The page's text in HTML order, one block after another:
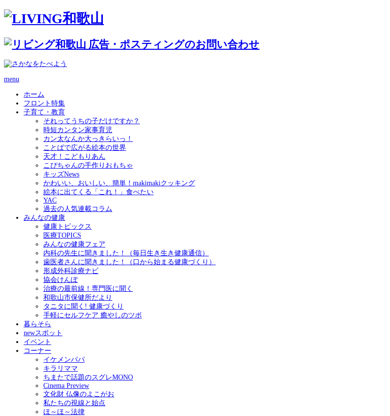
menu
ホーム
フロント特集
子育て・教育
それってうちの子だけですか？
時短カンタン家事育児
カン太なんか大っきらいっ！
ことばで広がる絵本の世界
天才！こどもりあん
こぴちゃんの手作りおもちゃ
キッズNews
かわいい、おいしい、簡単！makimakiクッキング
絵本に出てくる「これ！」食べたい
YAC
過去の人気連載コラム
みんなの健康
健康トピックス
医療TOPICS
みんなの健康フェア
内科の先生に聞きました！（毎日生き生き健康通信）
歯医者さんに聞きました！（口から始まる健康づくり）
形成外科診療ナビ
協会けんぽ
治療の最前線！専門医に聞く
和歌山市保健所だより
タニタに聞く! 健康づくり
手軽にセルフケア 癒やしのツボ
暮らそら
newスポット
イベント
コーナー
イケメンパパ
キラリママ
ちまたで話題のスグレMONO
Cinema Preview
文化財 仏像のよこがお
私たちの視線と始点
ほ～ほ～法律